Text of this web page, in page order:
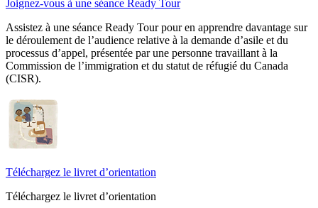
Joignez-vous à une séance Ready Tour
Assistez à une séance Ready Tour pour en apprendre davantage sur
le déroulement de l’audience relative à la demande d’asile et du
processus d’appel, présentée par une personne travaillant à la
Commission de l’immigration et du statut de réfugié du Canada
(CISR).
Téléchargez le livret d’orientation
Téléchargez le livret d’orientation